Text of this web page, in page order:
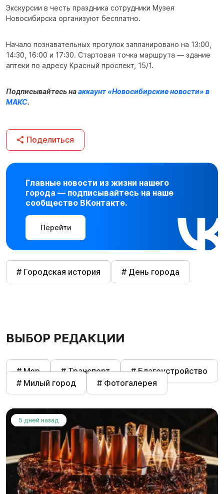
Экскурсии в честь праздника сотрудники Музея
Новосибирска организуют бесплатно.
Начало познавательных прогулок запланировано на 13:00,
14:30, 16:00 и 17:30. Стартовая точка маршрута — здание
аптеки по адресу Красный проспект, 15/1.
Подписывайтесь нааккаунт «Новосибирские новости» в
МАКС.
Поделиться
Главные новости из жизни нашего
города — подписывайтесь на наше
сообщество ВКонтакте.
Перейти
# Городская история # День города
ВЫБОР РЕДАКЦИИ
# Мэр # Транспорт
# Благоустройство
# Милый город
# Фотогалерея
5 дней назад